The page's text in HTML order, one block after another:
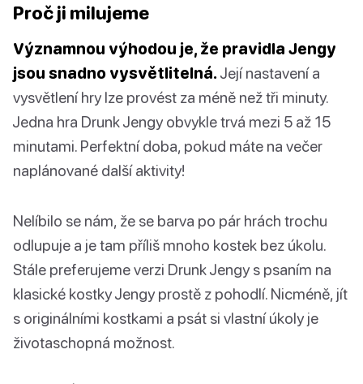
Proč ji milujeme
Významnou výhodou je, že pravidla Jengy
jsou snadno vysvětlitelná. Její nastavení a
vysvětlení hry lze provést za méně než tři minuty.
Jedna hra Drunk Jengy obvykle trvá mezi 5 až 15
minutami. Perfektní doba, pokud máte na večer
naplánované další aktivity!
Nelíbilo se nám, že se barva po pár hrách trochu
odlupuje a je tam příliš mnoho kostek bez úkolu.
Stále preferujeme verzi Drunk Jengy s psaním na
klasické kostky Jengy prostě z pohodlí. Nicméně, jít
s originálními kostkami a psát si vlastní úkoly je
životaschopná možnost.